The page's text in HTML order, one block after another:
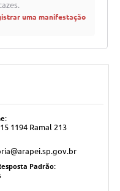
uma manifestação
1194 Ramal 213
Padrão: